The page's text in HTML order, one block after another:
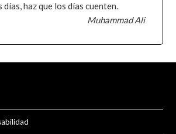
días, haz que los días cuenten.
Muhammad Ali